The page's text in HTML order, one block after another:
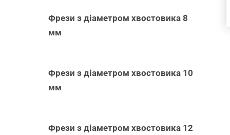
Фрези з діаметром хвостовика 8
мм
Фрези з діаметром хвостовика 10
мм
Фрези з діаметром хвостовика 12